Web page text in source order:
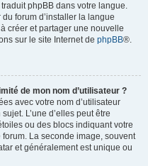
phpBB dans votre langue.
forum d’installer la langue
créer et partager une nouvelle
sur le site Internet de phpBB®.
de mon nom d’utilisateur ?
avec votre nom d’utilisateur
L’une d’elles peut être
ou des blocs indiquant votre
La seconde image, souvent
et généralement est unique ou